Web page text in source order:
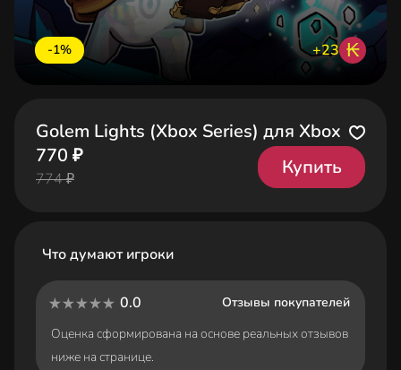
-1% +23 ₭
Golem Lights (Xbox Series) для Xbox
770 ₽
774 ₽
Купить
Что думают игроки
0.0
Отзывы покупателей
Оценка сформирована на основе реальных отзывов
ниже на странице.